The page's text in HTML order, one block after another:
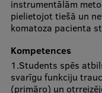
Mobilitātes
Starptautiskie
instrumentālām
pielietojot tiešā un
komatoza pacienta
Kompetences
1.Students spēs
svarīgu funkciju
(primāro) un